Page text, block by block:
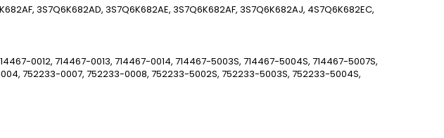
3S7Q6K682AD, 3S7Q6K682AE, 3S7Q6K682AF, 3S7Q6K682AJ, 4S7Q6K682EC,
0012, 714467-0013, 714467-0014, 714467-5003S, 714467-5004S, 714467-5007S,
752233-0007, 752233-0008, 752233-5002S, 752233-5003S, 752233-5004S,